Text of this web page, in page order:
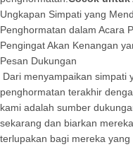
Ungkapan Simpati yang
Penghormatan dalam Acara
Pengingat Akan Kenangan
Pesan Dukungan
Dari menyampaikan simpati
penghormatan terakhir
kami adalah sumber
sekarang dan biarkan
terlupakan bagi mereka yang